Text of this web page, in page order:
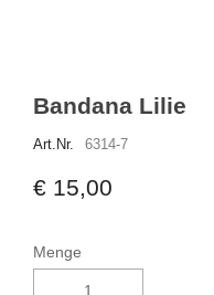
Bandana Lilie
Art.Nr. 6314-7
€ 15,00
Menge